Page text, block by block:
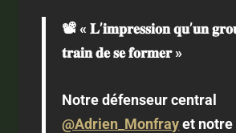
📽️ « 𝐋’𝐢𝐦𝐩𝐫𝐞𝐬𝐬𝐢𝐨𝐧 𝐪𝐮’𝐮𝐧
𝐭𝐫𝐚𝐢𝐧 𝐝𝐞 𝐬𝐞 𝐟𝐨𝐫𝐦𝐞𝐫 »
Notre défenseur central
@Adrien_Monfrayet